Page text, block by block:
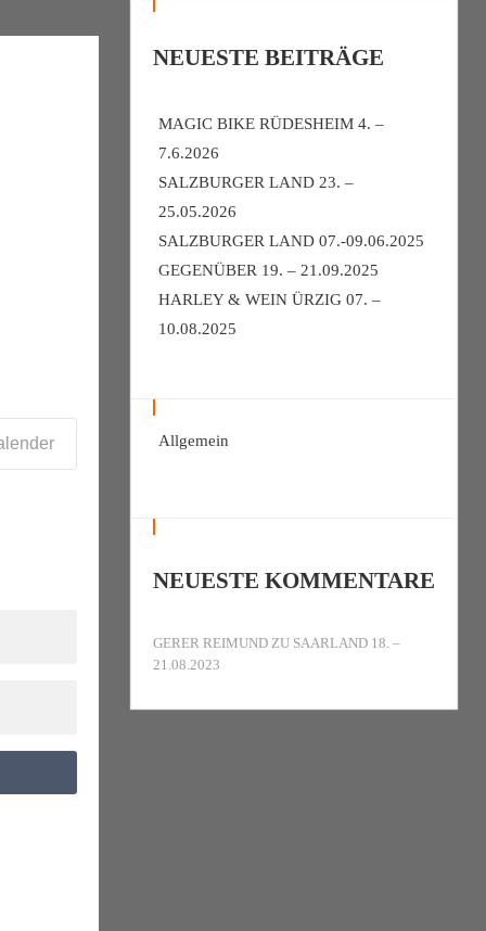
NEUESTE BEITRÄGE
MAGIC BIKE RÜDESHEIM 4. –
7.6.2026
SALZBURGER LAND 23. –
25.05.2026
SALZBURGER LAND 07.-09.06.2025
GEGENÜBER 19. – 21.09.2025
HARLEY & WEIN ÜRZIG 07. –
10.08.2025
Allgemein
NEUESTE KOMMENTARE
GERER REIMUND ZU SAARLAND 18. –
21.08.2023